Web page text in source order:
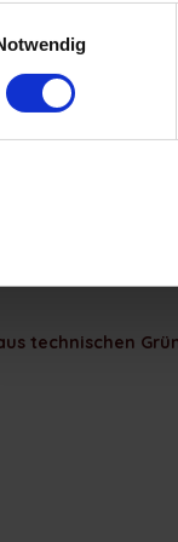
|
Motiv-
technischen